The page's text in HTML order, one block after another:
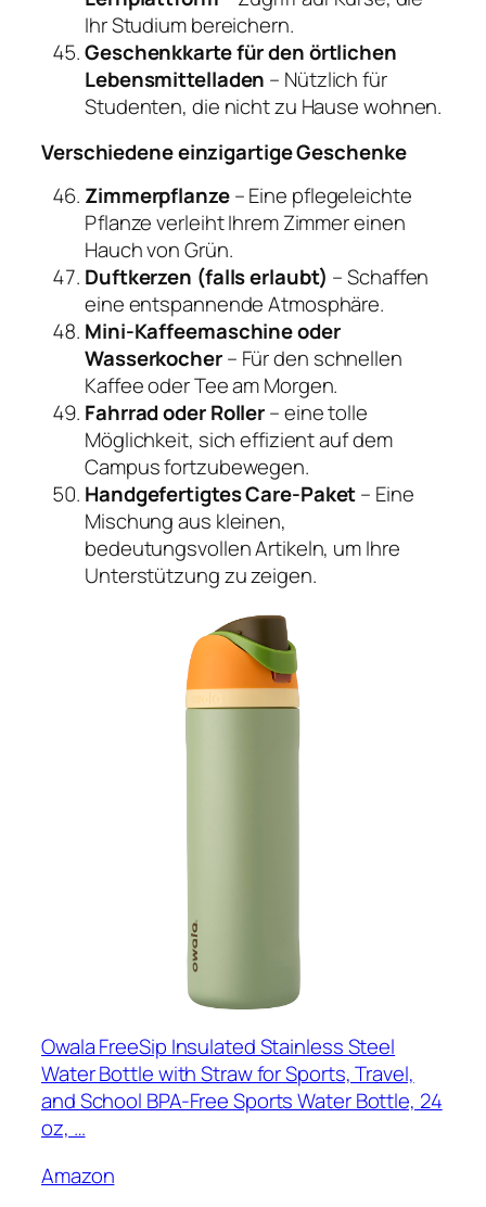
Ihr Studium bereichern.
Geschenkkarte für den örtlichen
Lebensmittelladen – Nützlich für
Studenten, die nicht zu Hause wohnen.
Verschiedene einzigartige Geschenke
Zimmerpflanze– Eine pflegeleichte
Pflanze verleiht Ihrem Zimmer einen
Hauch von Grün.
Duftkerzen (falls erlaubt) – Schaffen
eine entspannende Atmosphäre.
Mini-Kaffeemaschine oder
Wasserkocher– Für den schnellen
Kaffee oder Tee am Morgen.
Fahrrad oder Roller– eine tolle
Möglichkeit, sich effizient auf dem
Campus fortzubewegen.
Handgefertigtes Care-Paket– Eine
Mischung aus kleinen,
bedeutungsvollen Artikeln, um Ihre
Unterstützung zu zeigen.
Owala FreeSip Insulated Stainless Steel
Water Bottle with Straw for Sports, Travel,
and School BPA-Free Sports Water Bottle, 24
oz, …
Amazon